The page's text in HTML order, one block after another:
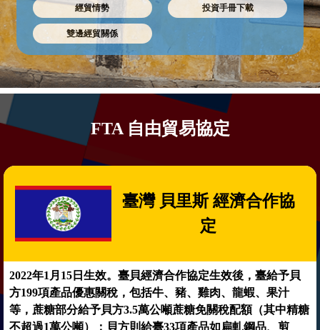
經貿情勢 投資手冊下載
雙邊經貿關係
FTA 自由貿易協定
臺灣 貝里斯 經濟合作協
定
2022年1月15日生效。臺貝經濟合作協定生效後，臺給予貝
方199項產品優惠關稅，包括牛、豬、雞肉、龍蝦、果汁
等，蔗糖部分給予貝方3.5萬公噸蔗糖免關稅配額（其中精糖
不超過1萬公噸）；貝方則給臺33項產品如扁軋鋼品、剪